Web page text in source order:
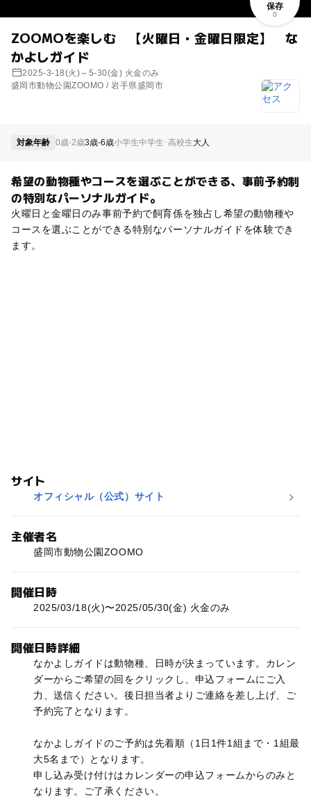
ZOOMOを楽しむ 【火曜日・金曜日限定】 な
かよしガイド
2025-3-18(火)～5-30(金) 火金のみ
盛岡市動物公園ZOOMO / 岩手県盛岡市
保存
0
対象年齢 0歳-2歳3歳-6歳小学生中学生･高校生大人
希望の動物種やコースを選ぶことができる、事前予約制
の特別なパーソナルガイド。
火曜日と金曜日のみ事前予約で飼育係を独占し希望の動物種や
コースを選ぶことができる特別なパーソナルガイドを体験でき
ます。
サイト
オフィシャル（公式）サイト
主催者名
盛岡市動物公園ZOOMO
開催日時
2025/03/18(火)〜2025/05/30(金) 火金のみ
開催日時詳細
なかよしガイドは動物種、日時が決まっています。カレン
ダーからご希望の回をクリックし、申込フォームにご入
力、送信ください。後日担当者よりご連絡を差し上げ、ご
予約完了となります。
なかよしガイドのご予約は先着順（1日1件1組まで・1組最
大5名まで）となります。
申し込み受け付けはカレンダーの申込フォームからのみと
なります。ご了承ください。